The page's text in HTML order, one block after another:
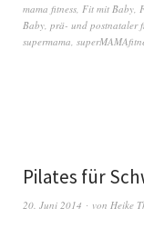
mama fitness Fit mit Baby
Baby prä- und postnataler
supermama
Pilates für
20. Juni 2014 von Heike